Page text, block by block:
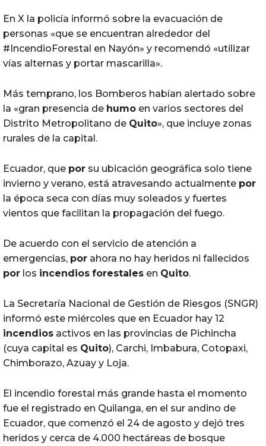
En X la policía informó sobre la evacuación de
personas «que se encuentran alrededor del
#IncendioForestal en Nayón» y recomendó «utilizar
vías alternas y portar mascarilla».
Más temprano, los Bomberos habían alertado sobre
la «gran presencia de humo en varios sectores del
Distrito Metropolitano de Quito», que incluye zonas
rurales de la capital.
Ecuador, que por su ubicación geográfica solo tiene
invierno y verano, está atravesando actualmente por
la época seca con días muy soleados y fuertes
vientos que facilitan la propagación del fuego.
De acuerdo con el servicio de atención a
emergencias, por ahora no hay heridos ni fallecidos
por los incendios forestales en Quito.
La Secretaría Nacional de Gestión de Riesgos (SNGR)
informó este miércoles que en Ecuador hay 12
incendios activos en las provincias de Pichincha
(cuya capital es Quito), Carchi, Imbabura, Cotopaxi,
Chimborazo, Azuay y Loja.
El incendio forestal más grande hasta el momento
fue el registrado en Quilanga, en el sur andino de
Ecuador, que comenzó el 24 de agosto y dejó tres
heridos y cerca de 4.000 hectáreas de bosque